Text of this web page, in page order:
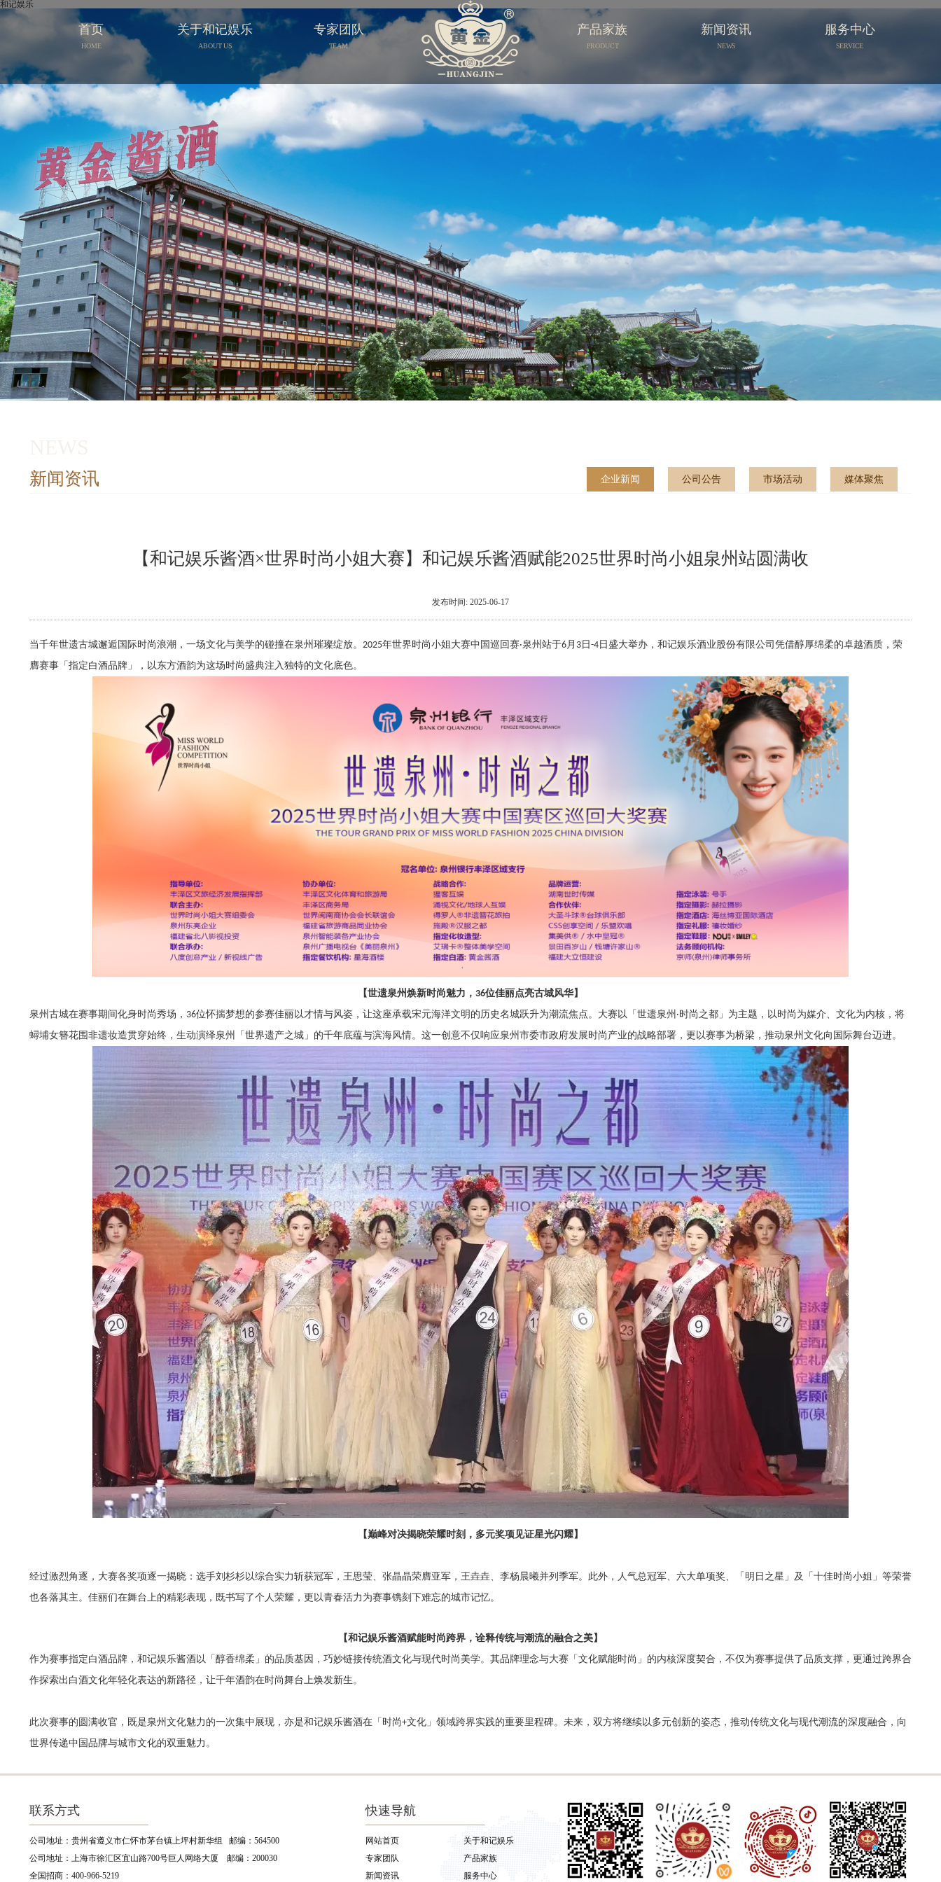
和记娱乐
首页
HOME
关于和记娱乐
ABOUT US
专家团队
TEAM
产品家族
PRODUCT
新闻资讯
NEWS
服务中心
SERVICE
新闻资讯 企业新闻 公司公告 市场活动 媒体聚焦
【和记娱乐酱酒×世界时尚小姐大赛】和记娱乐酱酒赋能2025世界时尚小姐泉州站圆满收
发布时间: 2025-06-17
当千年世遗古城邂逅国际时尚浪潮，一场文化与美学的碰撞在泉州璀璨绽放。 2025年世界时尚小姐大赛中国巡回赛·泉州站于6月 3 日 -4 日盛大举办，和记娱乐酒业股份有限公司凭借醇厚绵柔的卓越酒质，荣
膺赛事「指定白酒品牌」，以东方酒韵为这场时尚盛典注入独特的文化底色。
【世遗泉州焕新时尚魅力， 36位佳丽点亮古城风华】
泉州古城在赛事期间化身时尚秀场， 36位怀揣梦想的参赛佳丽以才情与风姿，让这座承载宋元海洋文明的历史名城跃升为潮流焦点。大赛以「世遗泉州 ·时尚之都」为主题，以时尚为媒介、文化为内核，将
蟳埔女簪花围非遗妆造贯穿始终，生动演绎泉州「世界遗产之城」的千年底蕴与滨海风情。这一创意不仅响应泉州市委市政府发展时尚产业的战略部署，更以赛事为桥梁，推动泉州文化向国际舞台迈进。
【巅峰对决揭晓荣耀时刻，多元奖项见证星光闪耀】
经过激烈角逐，大赛各奖项逐一揭晓：选手刘杉杉以综合实力斩获冠军，王思莹、张晶晶荣膺亚军，王垚垚、李杨晨曦并列季军。此外，人气总冠军、六大单项奖、「明日之星」及「十佳时尚小姐」等荣誉
也各落其主。佳丽们在舞台上的精彩表现，既书写了个人荣耀，更以青春活力为赛事镌刻下难忘的城市记忆。
【和记娱乐酱酒赋能时尚跨界，诠释传统与潮流的融合之美】
作为赛事指定白酒品牌，和记娱乐酱酒以「醇香绵柔」的品质基因，巧妙链接传统酒文化与现代时尚美学。其品牌理念与大赛「文化赋能时尚」的内核深度契合，不仅为赛事提供了品质支撑，更通过跨界合
作探索出白酒文化年轻化表达的新路径，让千年酒韵在时尚舞台上焕发新生。
此次赛事的圆满收官，既是泉州文化魅力的一次集中展现，亦是和记娱乐酱酒在「时尚+文化」领域跨界实践的重要里程碑。未来，双方将继续以多元创新的姿态，推动传统文化与现代潮流的深度融合，向
世界传递中国品牌与城市文化的双重魅力。
联系方式
公司地址：贵州省遵义市仁怀市茅台镇上坪村新华组 邮编：564500
公司地址：上海市徐汇区宜山路700号巨人网络大厦 邮编：200030
全国招商：400-966-5219
快速导航
网站首页
关于和记娱乐
专家团队
产品家族
新闻资讯
服务中心